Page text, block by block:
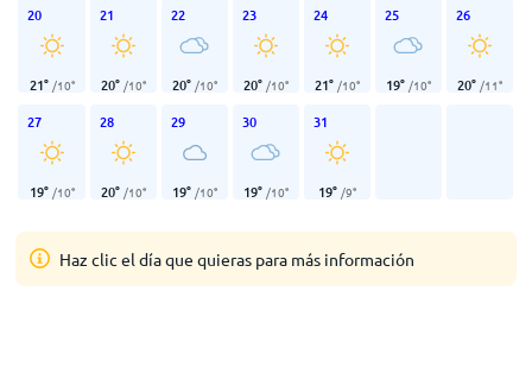
20
21° /10°
21
20° /10°
22
20° /10°
23
20° /10°
24
21° /10°
25
19° /10°
26
20° /11°
27
19° /10°
28
20° /10°
29
19° /10°
30
19° /10°
31
19° /9°
Haz clic el día que quieras para más información